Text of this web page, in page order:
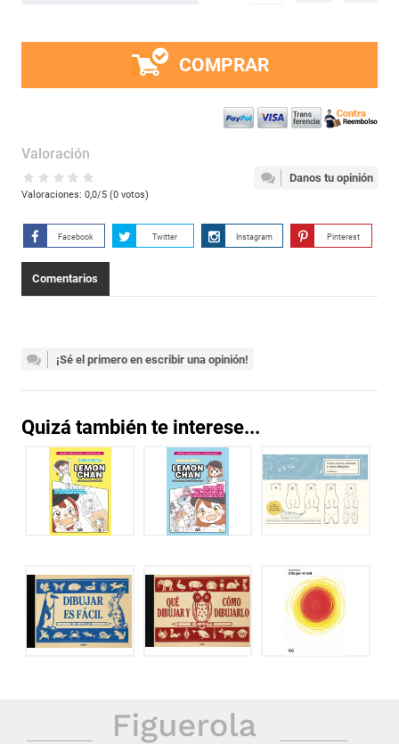
COMPRAR
Danos tu opinión
Valoración
Valoraciones: 0,0/5 (0votos)
Facebook Twitter Instagram Pinterest
Comentarios
¡Sé el primero en escribir una opinión!
Quizá también te interese...